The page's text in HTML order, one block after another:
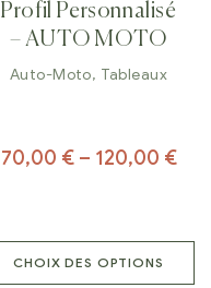
Profil Personnalisé
– AUTO MOTO
Auto-Moto, Tableaux
70,00 €– 120,00 €
CHOIX DES OPTIONS